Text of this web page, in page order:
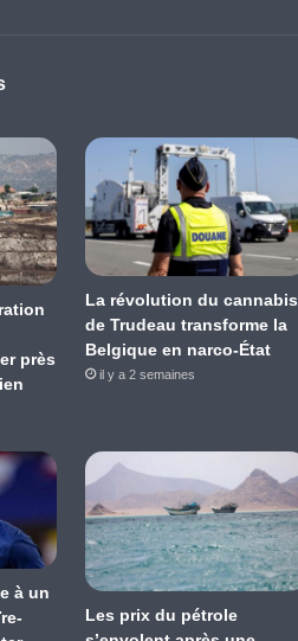
près
La révolution du cannabis
de Trudeau transforme la
Belgique en narco-État
il y a 2 semaines
à un
Les prix du pétrole